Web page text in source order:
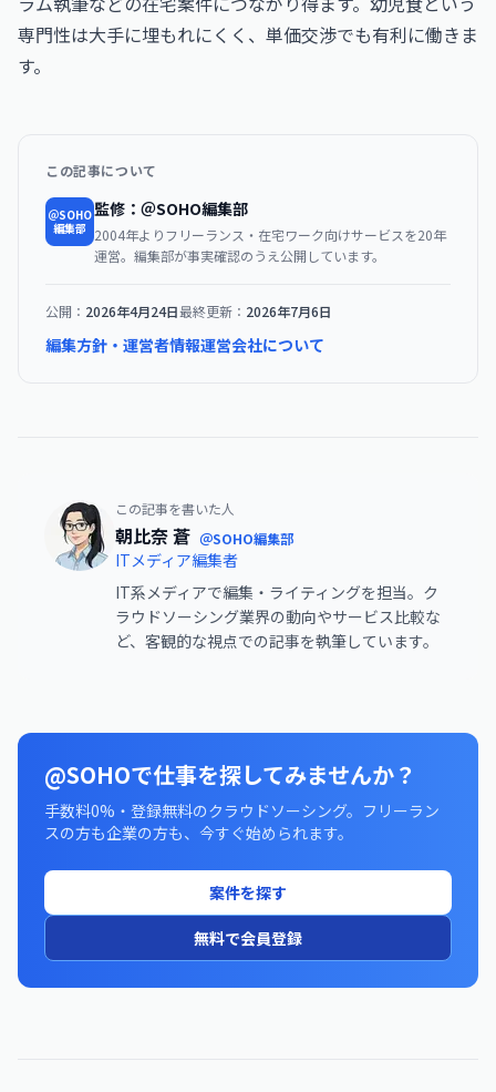
専門性は大手に埋もれにくく、単価交渉でも有利に働きま
す。
この記事について
＠SOHO
編集部
監修：＠SOHO編集部
2004年よりフリーランス・在宅ワーク向けサービスを20年
運営。編集部が事実確認のうえ公開しています。
公開： 2026年4月24日最終更新： 2026年7月6日
編集方針・運営者情報運営会社について
この記事を書いた人
朝比奈 蒼 ＠SOHO編集部
ITメディア編集者
IT系メディアで編集・ライティングを担当。ク
ラウドソーシング業界の動向やサービス比較な
ど、客観的な視点での記事を執筆しています。
@SOHOで仕事を探してみませんか？
手数料0%・登録無料のクラウドソーシング。フリーラン
スの方も企業の方も、今すぐ始められます。
案件を探す
無料で会員登録